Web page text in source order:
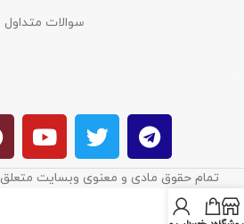
سوالات متداول
تمام حقوق مادی و معنوی وبسایت متعلق